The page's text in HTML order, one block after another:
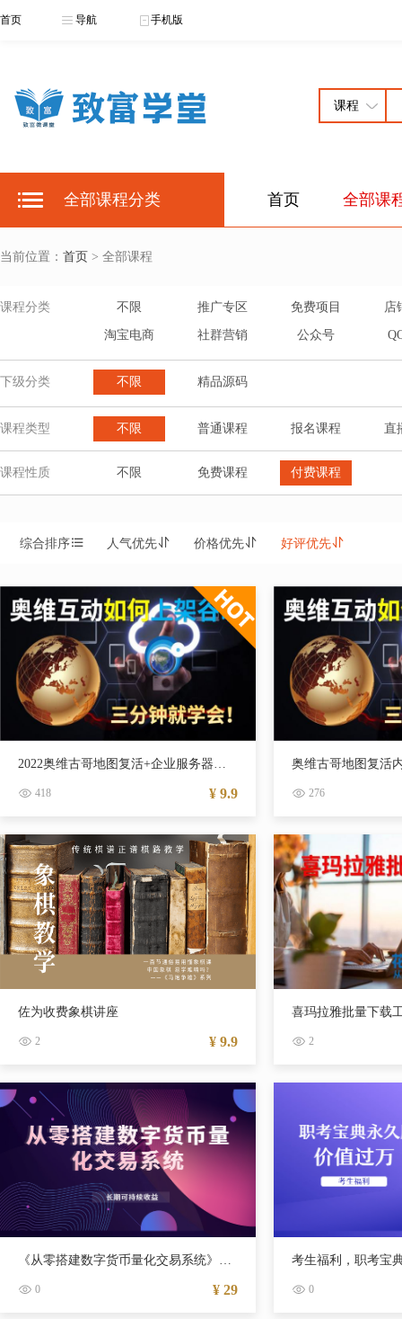
首页 导航 手机版
全部课程分类 首页 全部课
当前位置： 首页 > 全部课程
课程分类 不限 推广专区 免费项目 店
淘宝电商 社群营销 公众号
下级分类 不限 精品源码
课程类型 不限 普通课程 报名课程 直
课程性质 不限 免费课程 付费课程
综合排序 人气优先 价格优先 好评优先
418 ¥ 9.9 276
佐为收费象棋讲座
2 ¥ 9.9
喜玛拉雅批量下载
2
0 ¥ 29
考生福利，职考宝
0